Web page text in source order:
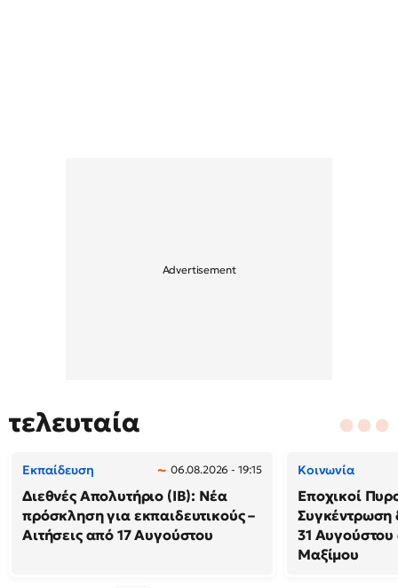
τελευταία
Εκπαίδευση 06.08.2026 - 19:15
Διεθνές Απολυτήριο (IB): Νέα
πρόσκληση για εκπαιδευτικούς –
Αιτήσεις από 17 Αυγούστου
Κοινωνία
Εποχικοί
Συγκέντρωση
31
Μαξίμου